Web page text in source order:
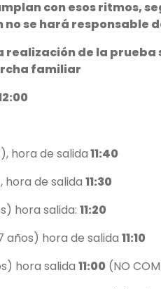
con esos ritmos,
se hará responsable
realización de la prueba
familiar
hora de salida11:40
hora de salida 11:30
hora salida: 11:20
años) hora de salida 11:10
hora salida 11:00 (NO